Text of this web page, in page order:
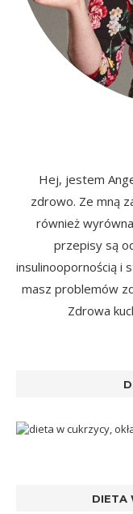
Hej, jestem
zdrowo. Ze mną
również
przepisy są
insulinoopornością i
masz problemów
Zdrowa
DIETA